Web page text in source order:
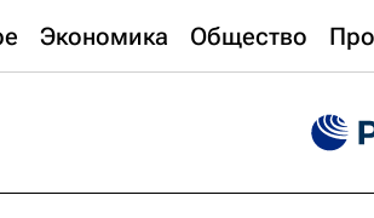
Экономика Общество